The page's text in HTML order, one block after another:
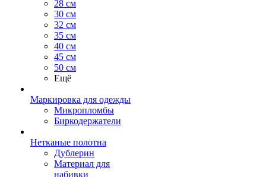
28 см
30 см
32 см
35 см
40 см
45 см
50 см
Ещё
Маркировка для одежды
Микропломбы
Биркодержатели
Нетканые полотна
Дублерин
Материал для
набивки